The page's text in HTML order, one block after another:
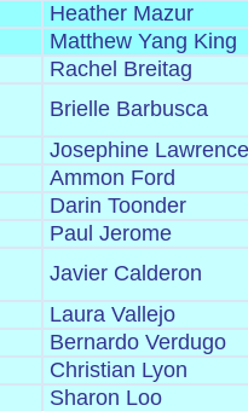
Heather Mazur
Matthew Yang King
Rachel Breitag
Brielle Barbusca
Josephine Lawrence
Ammon Ford
Darin Toonder
Paul Jerome
Javier Calderon
Laura Vallejo
Bernardo Verdugo
Christian Lyon
Sharon Loo